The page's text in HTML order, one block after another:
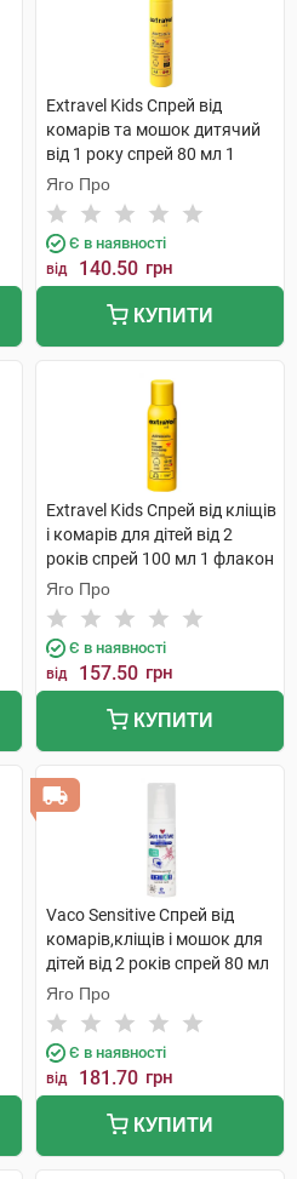
Extravel Kids Спрей від
комарів та мошок дитячий
від 1 року спрей 80 мл 1
флакон
Яго Про
Є в наявності
від 140.50 грн
КУПИТИ
Extravel Kids Спрей від кліщів
і комарів для дітей від 2
років спрей 100 мл 1 флакон
Яго Про
Є в наявності
від 157.50 грн
КУПИТИ
Vaco Sensitive Спрей від
комарів,кліщів і мошок для
дітей від 2 років спрей 80 мл
1 флакон
Яго Про
Є в наявності
від 181.70 грн
КУПИТИ